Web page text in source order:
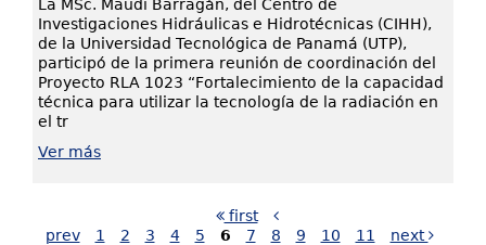
La MSc. Maudi Barragán, del Centro de
Investigaciones Hidráulicas e Hidrotécnicas (CIHH),
de la Universidad Tecnológica de Panamá (UTP),
participó de la primera reunión de coordinación del
Proyecto RLA 1023 “Fortalecimiento de la capacidad
técnica para utilizar la tecnología de la radiación en
el tr
Ver más
first
prev
1 2 3 4 5 6 7 8 9 10 11
next